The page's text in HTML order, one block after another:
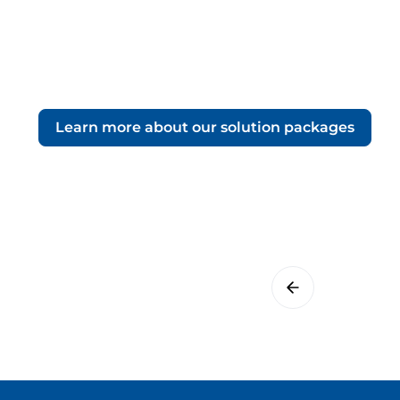
Learn more about our solution packages